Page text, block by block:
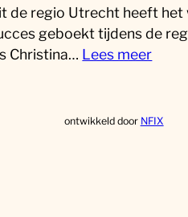
de regio Utrecht heeft het
geboekt tijdens de
Christina… Lees meer
ontwikkeld door NFIX